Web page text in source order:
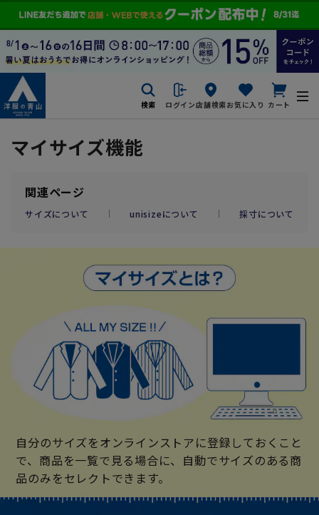
検索 ログイン店舗検索お気に入り カート
マイサイズ機能
関連ページ
サイズについて unisizeについて 採寸について
自分のサイズをオンラインストアに登録しておくこと
で、商品を一覧で見る場合に、自動でサイズのある商
品のみをセレクトできます。